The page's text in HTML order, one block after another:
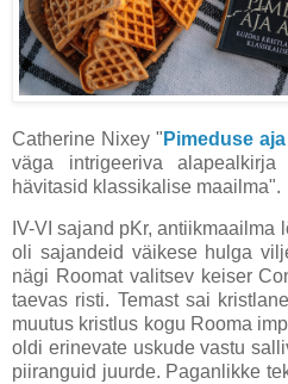
Catherine Nixey " Pimeduse
väga intrigeeriva
hävitasid klassikalise maailma".
IV-VI sajand pKr, antiikmaailma
oli sajandeid väikese hulga
nägi Roomat valitsev keiser
taevas risti. Temast sai
muutus kristlus kogu Rooma
oldi erinevate uskude vastu
piiranguid juurde. Paganlikke